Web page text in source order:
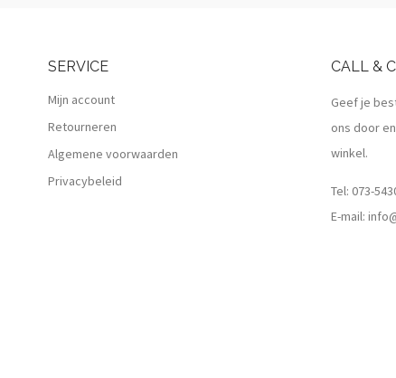
SERVICE
Mijn account
Retourneren
Algemene voorwaarden
Privacybeleid
CALL &
Geef je
ons door
winkel.
Tel: 073-
E-mail: